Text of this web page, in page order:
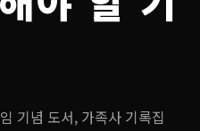
기념 도서, 가족사 기록집